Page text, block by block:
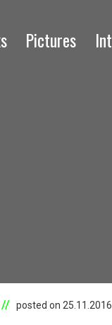
Pictures
posted on 25.11.2016